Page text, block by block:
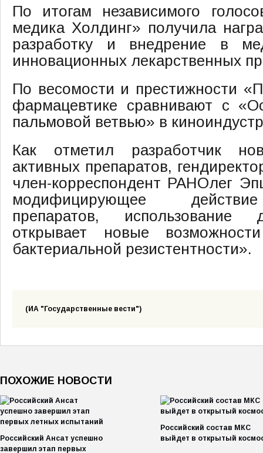
По итогам независимого
медика Холдинг» получила
разработку и внедрение в
инновационных лекарственных
По весомости и престижности
фармацевтике сравнивают с
пальмовой ветвью» в
Как отметил разработчик
активных препаратов,
член-корреспондент РАНОлег
модифицирующее
препаратов, использование
открывает новые
бактериальной резистентности».
(ИА "Государственные вести")
ПОХОЖИЕ НОВОСТИ
Российский Ансат успешно
завершил этап первых
Российский состав МКС
выйдет в открытый